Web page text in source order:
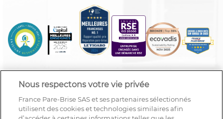
Nous respectons votre vie privée
France Pare-Brise SAS et ses partenaires sélectionnés
utilisent des cookies et technologies similaires afin